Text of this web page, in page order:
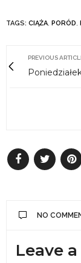
TAGS: CIĄŻA, PORÓD,
PREVIOUS
NO
Leave